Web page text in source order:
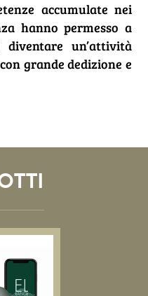
accumulate nei
hanno permesso a
un’attività
grande dedizione e